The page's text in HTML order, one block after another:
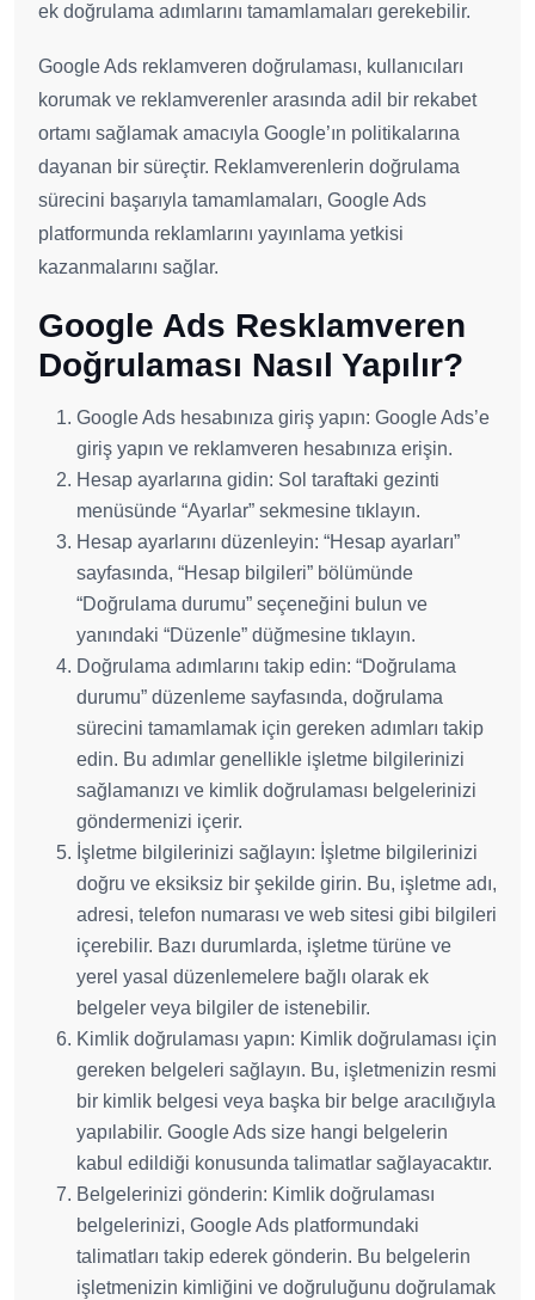
ek doğrulama adımlarını tamamlamaları gerekebilir.
Google Ads reklamveren doğrulaması, kullanıcıları
korumak ve reklamverenler arasında adil bir rekabet
ortamı sağlamak amacıyla Google’ın politikalarına
dayanan bir süreçtir. Reklamverenlerin doğrulama
sürecini başarıyla tamamlamaları, Google Ads
platformunda reklamlarını yayınlama yetkisi
kazanmalarını sağlar.
Google Ads Resklamveren
Doğrulaması Nasıl Yapılır?
Google Ads hesabınıza giriş yapın: Google Ads’e
giriş yapın ve reklamveren hesabınıza erişin.
Hesap ayarlarına gidin: Sol taraftaki gezinti
menüsünde “Ayarlar” sekmesine tıklayın.
Hesap ayarlarını düzenleyin: “Hesap ayarları”
sayfasında, “Hesap bilgileri” bölümünde
“Doğrulama durumu” seçeneğini bulun ve
yanındaki “Düzenle” düğmesine tıklayın.
Doğrulama adımlarını takip edin: “Doğrulama
durumu” düzenleme sayfasında, doğrulama
sürecini tamamlamak için gereken adımları takip
edin. Bu adımlar genellikle işletme bilgilerinizi
sağlamanızı ve kimlik doğrulaması belgelerinizi
göndermenizi içerir.
İşletme bilgilerinizi sağlayın: İşletme bilgilerinizi
doğru ve eksiksiz bir şekilde girin. Bu, işletme adı,
adresi, telefon numarası ve web sitesi gibi bilgileri
içerebilir. Bazı durumlarda, işletme türüne ve
yerel yasal düzenlemelere bağlı olarak ek
belgeler veya bilgiler de istenebilir.
Kimlik doğrulaması yapın: Kimlik doğrulaması için
gereken belgeleri sağlayın. Bu, işletmenizin resmi
bir kimlik belgesi veya başka bir belge aracılığıyla
yapılabilir. Google Ads size hangi belgelerin
kabul edildiği konusunda talimatlar sağlayacaktır.
Belgelerinizi gönderin: Kimlik doğrulaması
belgelerinizi, Google Ads platformundaki
talimatları takip ederek gönderin. Bu belgelerin
işletmenizin kimliğini ve doğruluğunu doğrulamak